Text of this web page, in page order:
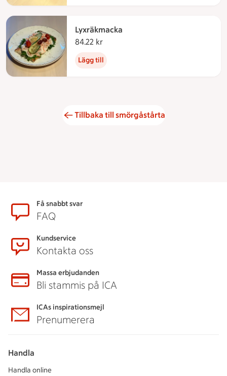
Lyxräkmacka
84.22 kr
Lägg till
Tillbaka till smörgåstårta
SidfotFå snabbt svar
FAQ
Kundservice
Kontakta oss
Massa erbjudanden
Bli stammis på ICA
ICAs inspirationsmejl
Prenumerera
Handla
Handla online